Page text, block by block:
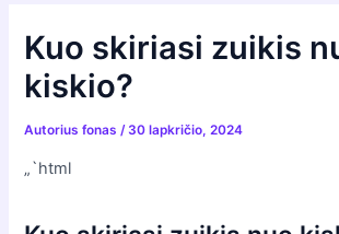
Kuo skiriasi zuikis
kiskio?
Autorius fonas/ 30 lapkričio, 2024
„`html